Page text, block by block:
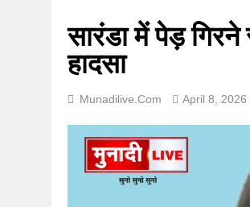
सारंडा में पेड़
हादसा
Munadilive.com April 8, 2026